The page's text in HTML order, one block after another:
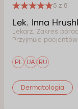
5 z 5
Lek. Inna
Lekarz. Zakres
Przyjmuje pacjentów
PL UA RU
Dermatologia